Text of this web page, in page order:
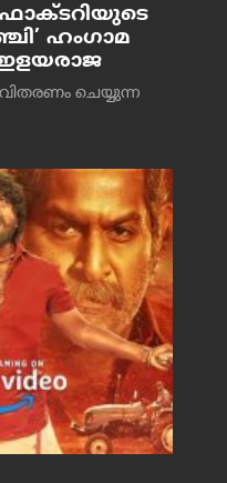
ഫാക്ടറിയുടെ
ഹംഗാമ
ഇളയരാജ
വിതരണം ചെയ്യുന്ന